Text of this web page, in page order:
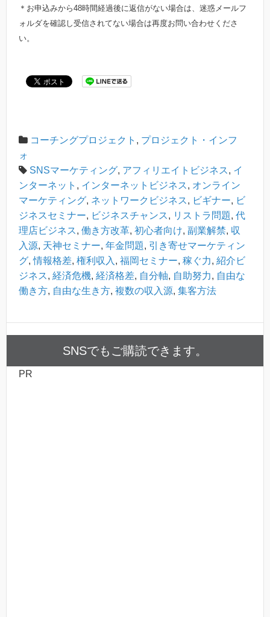
＊お申込みから48時間経過後に返信がない場合は、迷惑メールフ
ォルダを確認し受信されてない場合は再度お問い合わせくださ
い。
コーチングプロジェクト , プロジェクト・インフ
ォ
SNSマーケティング, アフィリエイトビジネス, イ
ンターネット , インターネットビジネス, オンライン
マーケティング, ネットワークビジネス, ビギナー, ビ
ジネスセミナー, ビジネスチャンス, リストラ問題, 代
理店ビジネス, 働き方改革, 初心者向け, 副業解禁, 収
入源, 天神セミナー, 年金問題, 引き寄せマーケティン
グ,情報格差, 権利収入 , 福岡セミナー, 稼ぐ力, 紹介ビ
ジネス, 経済危機, 経済格差, 自分軸, 自助努力, 自由な
働き方, 自由な生き方, 複数の収入源, 集客方法
SNSでもご購読できます。
PR